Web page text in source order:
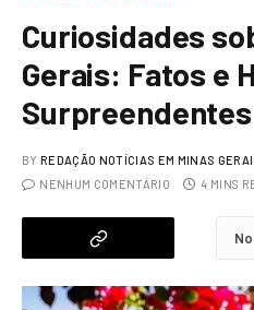
Curiosidades
Gerais: Fatos e
Surpreendentes
BY REDAÇÃO NOTÍCIAS EM MINAS
NENHUM COMENTÁRIO
4 MINS